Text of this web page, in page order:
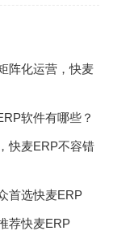
阵化运营，快麦
软件有哪些？
快麦ERP不容错
首选快麦ERP
荐快麦ERP